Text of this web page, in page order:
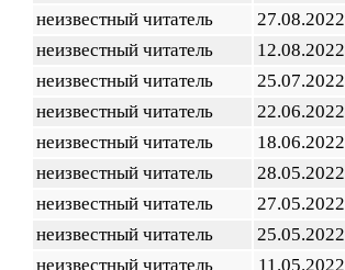
неизвестный читатель
27.08.2022
неизвестный читатель
12.08.2022
неизвестный читатель
25.07.2022
неизвестный читатель
22.06.2022
неизвестный читатель
18.06.2022
неизвестный читатель
28.05.2022
неизвестный читатель
27.05.2022
неизвестный читатель
25.05.2022
неизвестный читатель
11.05.2022